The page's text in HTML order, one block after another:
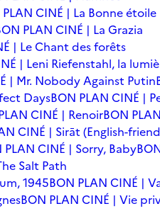
PLAN CINÉ | La Bonne étoile
PLAN CINÉ | La Grazia
| Le Chant des forêts
| Leni Riefenstahl, la
| Mr. Nobody Against Putin
DaysBON PLAN CINÉ |
CINÉ | RenoirBON
CINÉ | Sirāt (English-
PLAN CINÉ | Sorry, Baby
Salt Path
1945BON PLAN CINÉ |
BON PLAN CINÉ | Vie